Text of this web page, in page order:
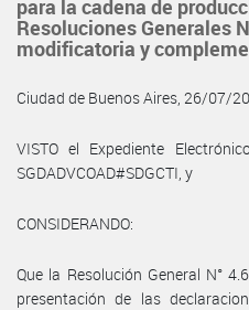
para la cadena de
Resoluciones Generales
modificatoria y
Ciudad de Buenos Aires, 26/07/
VISTO el Expediente
SGDADVCOAD#SDGCTI, y
CONSIDERANDO:
Que la Resolución General N°
presentación de las